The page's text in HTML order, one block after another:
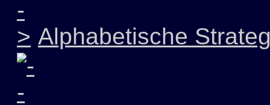
Alphabetische